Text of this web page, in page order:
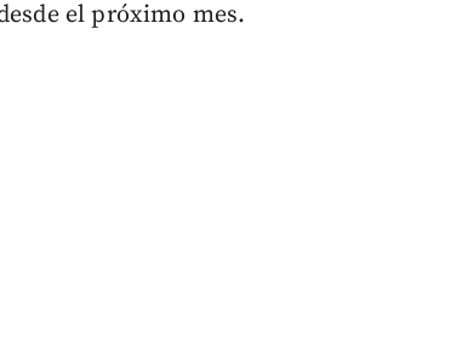
el próximo mes.